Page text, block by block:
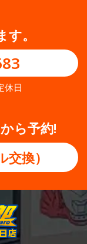
。
休日
ら予約!
換）